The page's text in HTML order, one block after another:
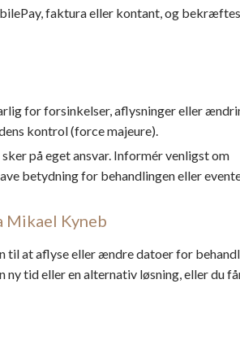
faktura eller kontant, og
for forsinkelser, aflysninger eller
kontrol (force majeure).
på eget ansvar. Informér venligst om
betydning for behandlingen eller
Mikael Kyneb
til at aflyse eller ændre datoer for
tid eller en alternativ løsning, eller du